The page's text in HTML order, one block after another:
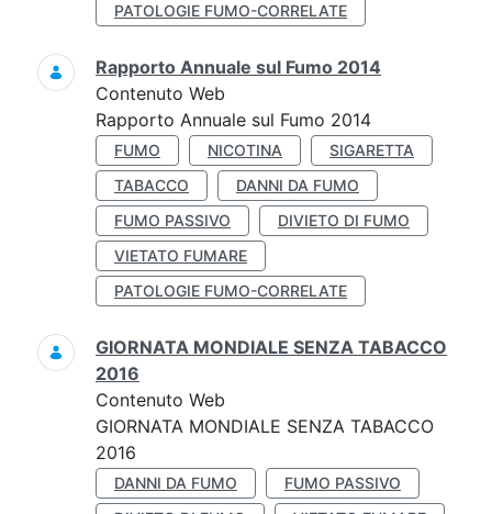
PATOLOGIE FUMO-CORRELATE
Rapporto Annuale sul Fumo 2014
Contenuto Web
Rapporto Annuale sul Fumo 2014
FUMO NICOTINA
SIGARETTA
TABACCO
DANNI DA FUMO
FUMO PASSIVO
DIVIETO DI FUMO
VIETATO FUMARE
PATOLOGIE FUMO-CORRELATE
GIORNATA MONDIALE SENZA TABACCO
2016
Contenuto Web
GIORNATA MONDIALE SENZA TABACCO
2016
DANNI DA FUMO
FUMO PASSIVO